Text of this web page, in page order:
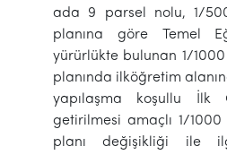
ada 9 parsel nolu, 1/
planına göre Temel
yürürlükte bulunan 1/
planında ilköğretim
yapılaşma koşullu İlk
getirilmesi amaçlı 1/
planı değişikliği ile